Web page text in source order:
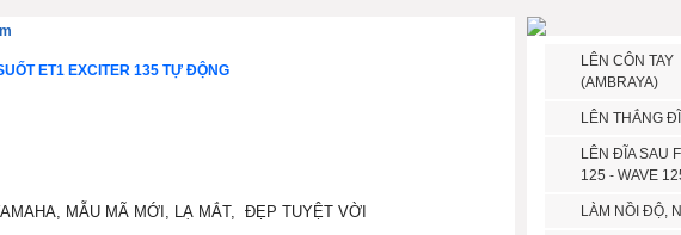
ET1 EXCITER 135 TỰ ĐỘNG
MẪU MÃ MỚI, LẠ MẮT, ĐẸP TUYỆT VỜI
LÊN CÔN TAY
(AMBRAYA)
LÊN THẮNG
LÊN ĐĨA SAU
125 - WAVE
LÀM NỒI ĐỘ,